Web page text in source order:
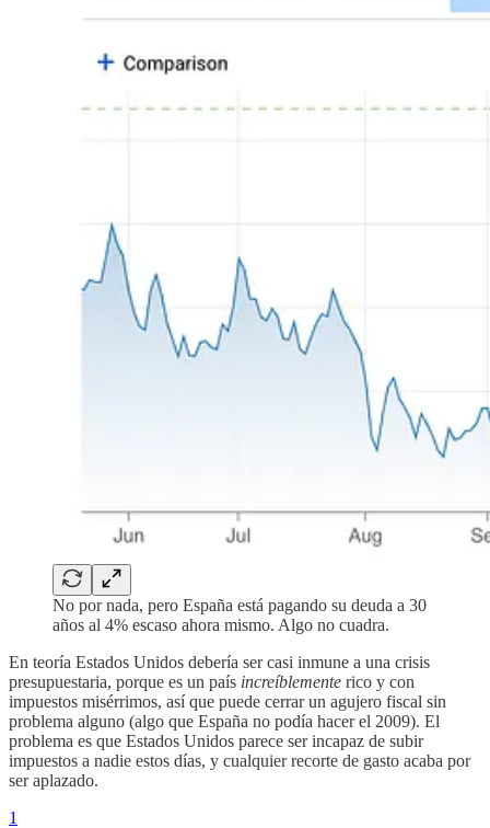
No por nada, pero España está pagando su deuda a 30
años al 4% escaso ahora mismo. Algo no cuadra.
En teoría Estados Unidos debería ser casi inmune a una crisis
presupuestaria, porque es un país increíblemente rico y con
impuestos misérrimos, así que puede cerrar un agujero fiscal sin
problema alguno (algo que España no podía hacer el 2009). El
problema es que Estados Unidos parece ser incapaz de subir
impuestos a nadie estos días, y cualquier recorte de gasto acaba por
ser aplazado.
1